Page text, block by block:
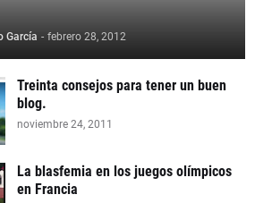
García - febrero 28, 2012
Treinta consejos para tener un buen
blog.
noviembre 24, 2011
La blasfemia en los juegos olímpicos
en Francia